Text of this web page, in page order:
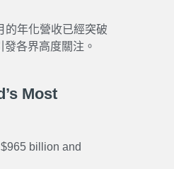
的年化營收已經突破
各界高度關注。
Most
billion and